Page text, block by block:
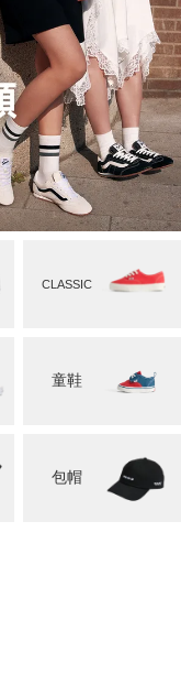
CLASSIC
童鞋
包帽